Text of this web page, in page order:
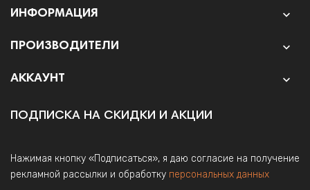
ИНФОРМАЦИЯ 
ПРОИЗВОДИТЕЛИ 
АККАУНТ 
ПОДПИСКА НА СКИДКИ И АКЦИИ
Нажимая кнопку «Подписаться», я даю согласие на получение
рекламной рассылки и обработку персональных данных